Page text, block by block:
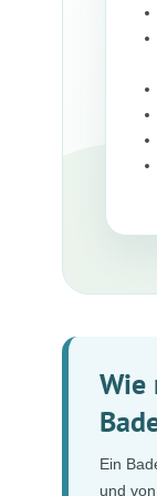
Wie
Ein
und